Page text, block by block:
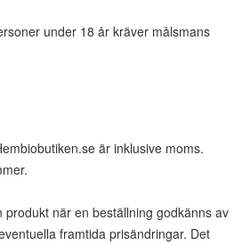
under 18 år kräver målsmans
är inklusive moms.
produkt när en beställning godkänns av
framtida prisändringar. Det